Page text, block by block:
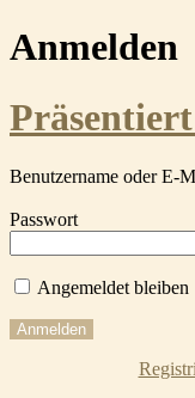
Anmelden
Benutzername oder E-
Passwort
Angemeldet bleiben